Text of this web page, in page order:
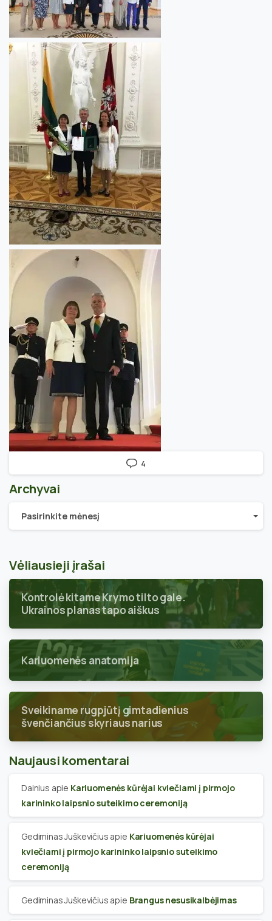
4
Archyvai
Archyvai
Pasirinkite mėnesį
Vėliausieji įrašai
Kontrolė kitame Krymo tilto gale.
Ukrainos planas tapo aiškus
Kariuomenės anatomija
Sveikiname rugpjūtį gimtadienius
švenčiančius skyriaus narius
Naujausi komentarai
Dainius apie Kariuomenės kūrėjai kviečiami į pirmojo
karininko laipsnio suteikimo ceremoniją
Gediminas Juškevičius apie Kariuomenės kūrėjai
kviečiami į pirmojo karininko laipsnio suteikimo
ceremoniją
Gediminas Juškevičius apie Brangus nesusikalbėjimas